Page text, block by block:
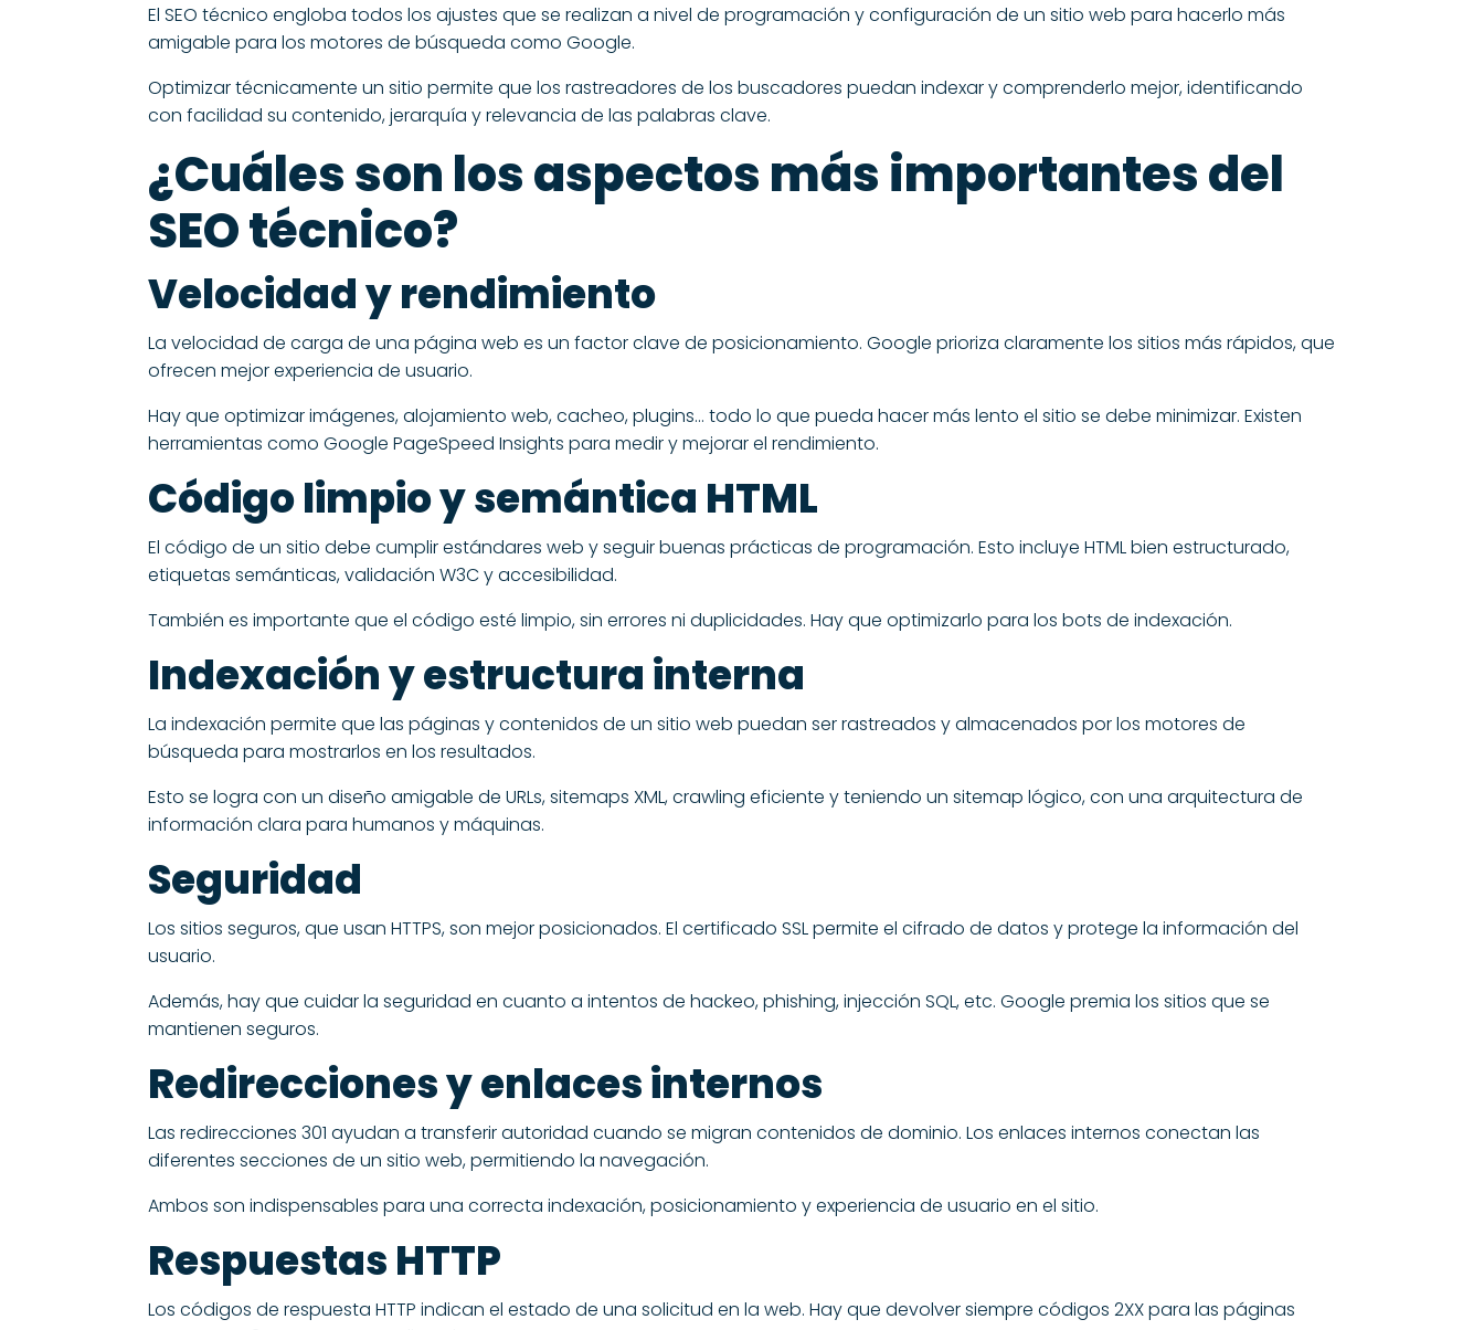
El SEO técnico engloba todos los ajustes que se realizan a nivel de programación y configuración de un sitio web para hacerlo más
amigable para los motores de búsqueda como Google.
Optimizar técnicamente un sitio permite que los rastreadores de los buscadores puedan indexar y comprenderlo mejor, identificando
con facilidad su contenido, jerarquía y relevancia de las palabras clave.
¿Cuáles son los aspectos más importantes del
SEO técnico?
Velocidad y rendimiento
La velocidad de carga de una página web es un factor clave de posicionamiento. Google prioriza claramente los sitios más rápidos, que
ofrecen mejor experiencia de usuario.
Hay que optimizar imágenes, alojamiento web, cacheo, plugins… todo lo que pueda hacer más lento el sitio se debe minimizar. Existen
herramientas como Google PageSpeed Insights para medir y mejorar el rendimiento.
Código limpio y semántica HTML
El código de un sitio debe cumplir estándares web y seguir buenas prácticas de programación. Esto incluye HTML bien estructurado,
etiquetas semánticas, validación W3C y accesibilidad.
También es importante que el código esté limpio, sin errores ni duplicidades. Hay que optimizarlo para los bots de indexación.
Indexación y estructura interna
La indexación permite que las páginas y contenidos de un sitio web puedan ser rastreados y almacenados por los motores de
búsqueda para mostrarlos en los resultados.
Esto se logra con un diseño amigable de URLs, sitemaps XML, crawling eficiente y teniendo un sitemap lógico, con una arquitectura de
información clara para humanos y máquinas.
Seguridad
Los sitios seguros, que usan HTTPS, son mejor posicionados. El certificado SSL permite el cifrado de datos y protege la información del
usuario.
Además, hay que cuidar la seguridad en cuanto a intentos de hackeo, phishing, injección SQL, etc. Google premia los sitios que se
mantienen seguros.
Redirecciones y enlaces internos
Las redirecciones 301 ayudan a transferir autoridad cuando se migran contenidos de dominio. Los enlaces internos conectan las
diferentes secciones de un sitio web, permitiendo la navegación.
Ambos son indispensables para una correcta indexación, posicionamiento y experiencia de usuario en el sitio.
Respuestas HTTP
Los códigos de respuesta HTTP indican el estado de una solicitud en la web. Hay que devolver siempre códigos 2XX para las páginas